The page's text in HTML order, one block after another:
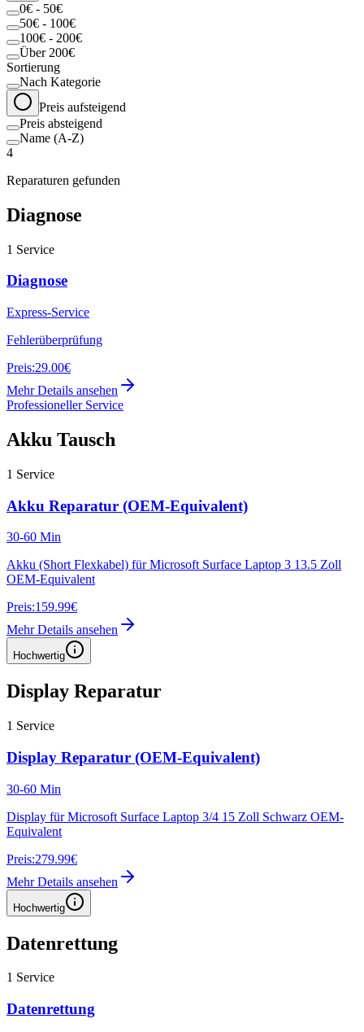
0€ - 50€
50€ - 100€
100€ - 200€
Über 200€
Sortierung
Nach Kategorie
Preis aufsteigend
Preis absteigend
Name (A-Z)
4
Reparaturen gefunden
Diagnose
1 Service
Diagnose
Express-Service
Fehlerüberprüfung
Preis:29.00€
Mehr Details ansehen
Professioneller Service
Akku Tausch
1 Service
Akku Reparatur (OEM-Equivalent)
30-60 Min
Akku (Short Flexkabel) für Microsoft Surface Laptop 3 13.5 Zoll
OEM-Equivalent
Preis:159.99€
Mehr Details ansehen
Hochwertig
Display Reparatur
1 Service
Display Reparatur (OEM-Equivalent)
30-60 Min
Display für Microsoft Surface Laptop 3/4 15 Zoll Schwarz OEM-
Equivalent
Preis:279.99€
Mehr Details ansehen
Hochwertig
Datenrettung
1 Service
Datenrettung